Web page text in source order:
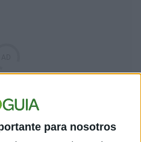
para nosotros